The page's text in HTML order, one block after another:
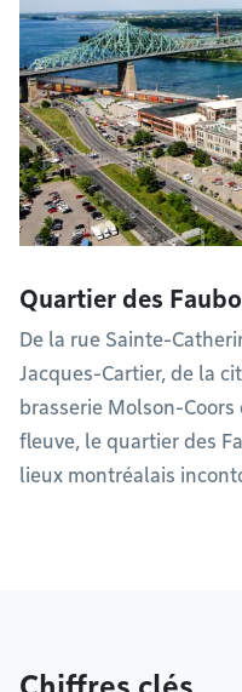
Quartier des
De la rue Sainte-
Jacques-Cartier, de la
brasserie Molson-
fleuve, le quartier des
lieux montréalais